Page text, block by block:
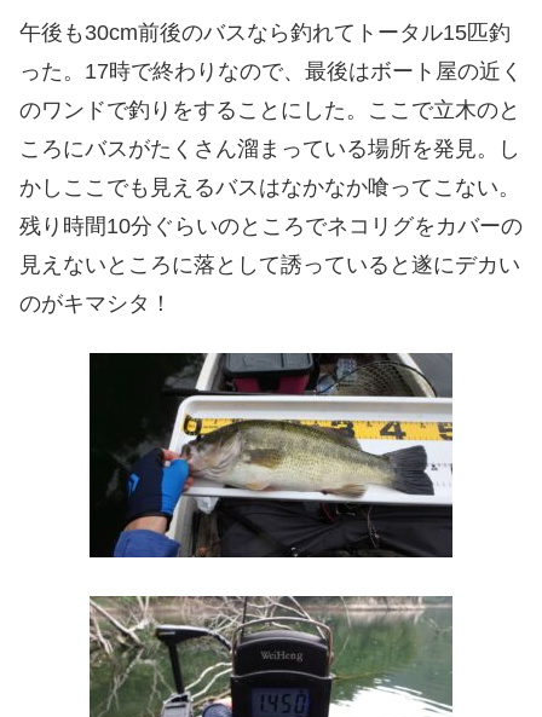
午後も30cm前後のバスなら釣れてトータル15匹釣
った。17時で終わりなので、最後はボート屋の近く
のワンドで釣りをすることにした。ここで立木のと
ころにバスがたくさん溜まっている場所を発見。し
かしここでも見えるバスはなかなか喰ってこない。
残り時間10分ぐらいのところでネコリグをカバーの
見えないところに落として誘っていると遂にデカい
のがキマシタ！